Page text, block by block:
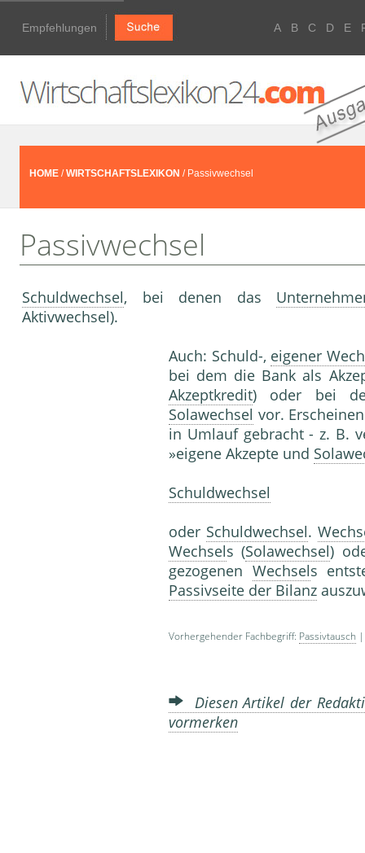
Empfehlungen A B C D E
HOME /WIRTSCHAFTSLEXIKON / Passivwechsel
Passivwechsel
Schuldwechsel, bei denen das
Aktivwechsel).
Auch: Schuld-, eigener
bei dem die Bank als
Akzeptkredit) oder bei
Solawechsel vor.
in Umlauf gebracht - z. B.
»eigene Akzepte und
Schuldwechsel
oder Schuldwechsel.
Wechsels (Solawechsel)
gezogenen Wechsels
Passivseite der Bilanz
Vorhergehender Fachbegriff: Passivtausch
Diesen Artikel der
vormerken